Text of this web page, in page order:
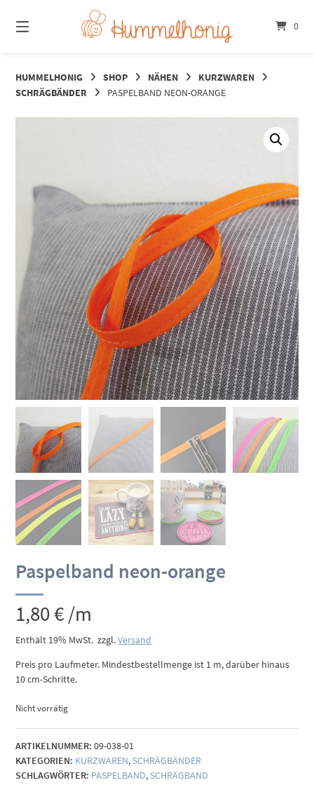
zum
Inhalt
0
HUMMELHONIG SHOP NÄHEN
KURZWAREN
SCHRÄGBÄNDER
PASPELBAND NEON-ORANGE
Paspelband neon-orange
1,80€/m
Enthält 19% MwSt. zzgl.Versand
Preis pro Laufmeter. Mindestbestellmenge ist 1 m, darüber hinaus
10 cm-Schritte.
Nicht vorrätig
ARTIKELNUMMER: 09-038-01
KATEGORIEN: KURZWAREN, SCHRÄGBÄNDER
SCHLAGWÖRTER: PASPELBAND, SCHRÄGBAND